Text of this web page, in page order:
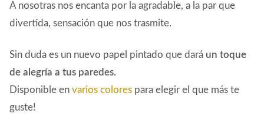
A nosotras nos encanta por la agradable, a la par que
divertida, sensación que nos trasmite.
Sin duda es un nuevo papel pintado que dará un toque
de alegría a tus paredes.
Disponible en varios colores para elegir el que más te
guste!